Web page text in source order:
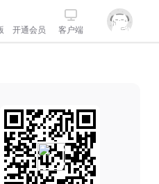
开通会员 客户端